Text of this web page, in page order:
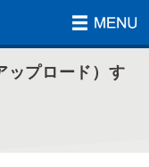
ップロード）す